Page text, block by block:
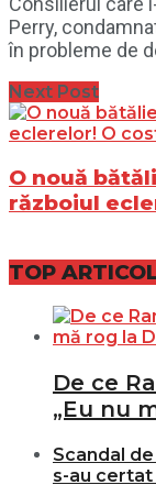
Perry,
în probleme de
Next Post
O nouă
războiul
TOP
De ce
„Eu nu
Scandal
s-au certat